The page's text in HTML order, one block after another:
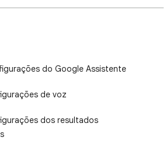
do Google Assistente
de voz
dos resultados